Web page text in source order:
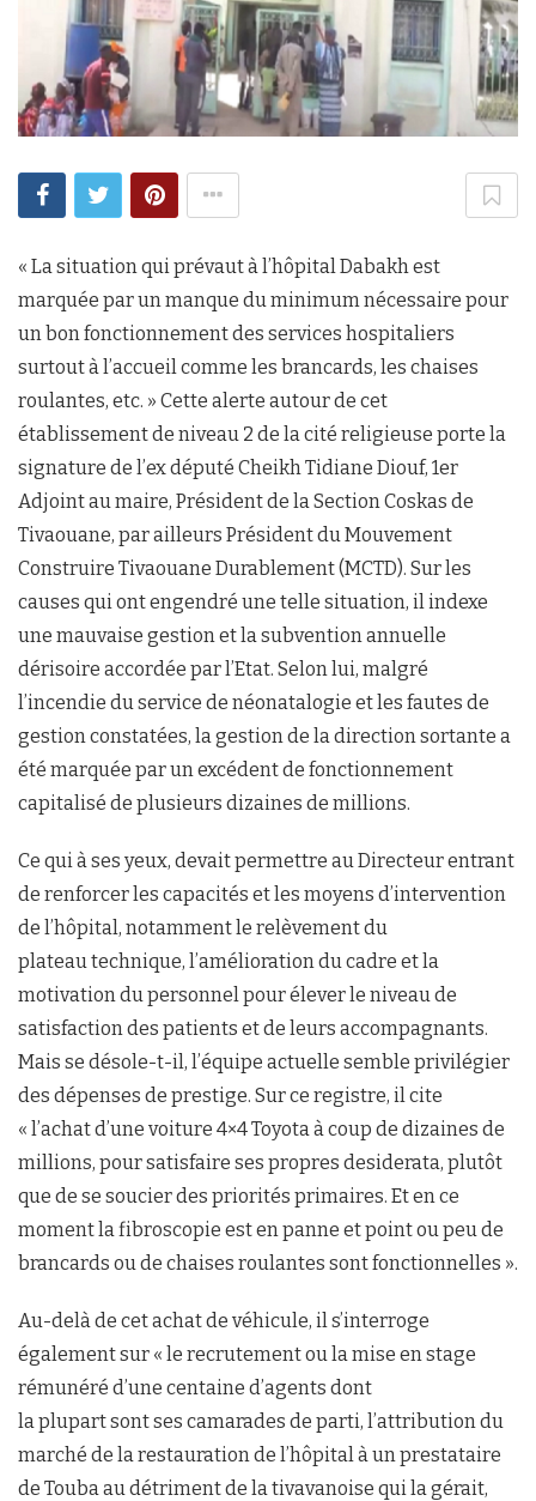
« La situation qui prévaut à l’hôpital Dabakh est
marquée par un manque du minimum nécessaire pour
un bon fonctionnement des services hospitaliers
surtout à l’accueil comme les brancards, les chaises
roulantes, etc. » Cette alerte autour de cet
établissement de niveau 2 de la cité religieuse porte la
signature de l’ex député Cheikh Tidiane Diouf, 1er
Adjoint au maire, Président de la Section Coskas de
Tivaouane, par ailleurs Président du Mouvement
Construire Tivaouane Durablement (MCTD). Sur les
causes qui ont engendré une telle situation, il indexe
une mauvaise gestion et la subvention annuelle
dérisoire accordée par l’Etat. Selon lui, malgré
l’incendie du service de néonatalogie et les fautes de
gestion constatées, la gestion de la direction sortante a
été marquée par un excédent de fonctionnement
capitalisé de plusieurs dizaines de millions.
Ce qui à ses yeux, devait permettre au Directeur entrant
de renforcer les capacités et les moyens d’intervention
de l’hôpital, notamment le relèvement du
plateau technique, l’amélioration du cadre et la
motivation du personnel pour élever le niveau de
satisfaction des patients et de leurs accompagnants.
Mais se désole-t-il, l’équipe actuelle semble privilégier
des dépenses de prestige. Sur ce registre, il cite
« l’achat d’une voiture 4×4 Toyota à coup de dizaines de
millions, pour satisfaire ses propres desiderata, plutôt
que de se soucier des priorités primaires. Et en ce
moment la fibroscopie est en panne et point ou peu de
brancards ou de chaises roulantes sont fonctionnelles ».
Au-delà de cet achat de véhicule, il s’interroge
également sur « le recrutement ou la mise en stage
rémunéré d’une centaine d’agents dont
la plupart sont ses camarades de parti, l’attribution du
marché de la restauration de l’hôpital à un prestataire
de Touba au détriment de la tivavanoise qui la gérait,